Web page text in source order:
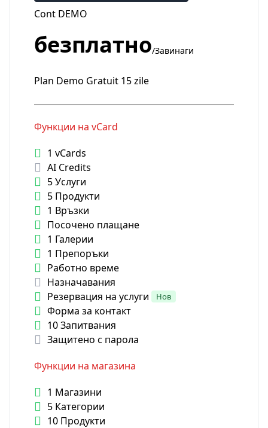
Cont DEMO
безплатно/Завинаги
Plan Demo Gratuit 15 zile
Функции на vCard
1 vCards
AI Credits
5 Услуги
5 Продукти
1 Връзки
Посочено плащане
1 Галерии
1 Препоръки
Работно време
Назначавания
Резервация на услуги
Нов
Форма за контакт
10 Запитвания
Защитено с парола
Функции на магазина
1 Магазини
5 Категории
10 Продукти